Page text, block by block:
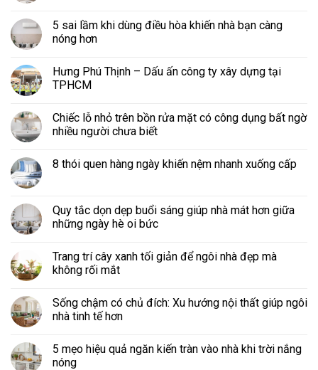
5 sai lầm khi dùng điều hòa khiến nhà bạn càng
nóng hơn
Hưng Phú Thịnh – Dấu ấn công ty xây dựng tại
TPHCM
Chiếc lỗ nhỏ trên bồn rửa mặt có công dụng bất ngờ
nhiều người chưa biết
8 thói quen hàng ngày khiến nệm nhanh xuống cấp
Quy tắc dọn dẹp buổi sáng giúp nhà mát hơn giữa
những ngày hè oi bức
Trang trí cây xanh tối giản để ngôi nhà đẹp mà
không rối mắt
Sống chậm có chủ đích: Xu hướng nội thất giúp ngôi
nhà tinh tế hơn
5 mẹo hiệu quả ngăn kiến tràn vào nhà khi trời nắng
nóng